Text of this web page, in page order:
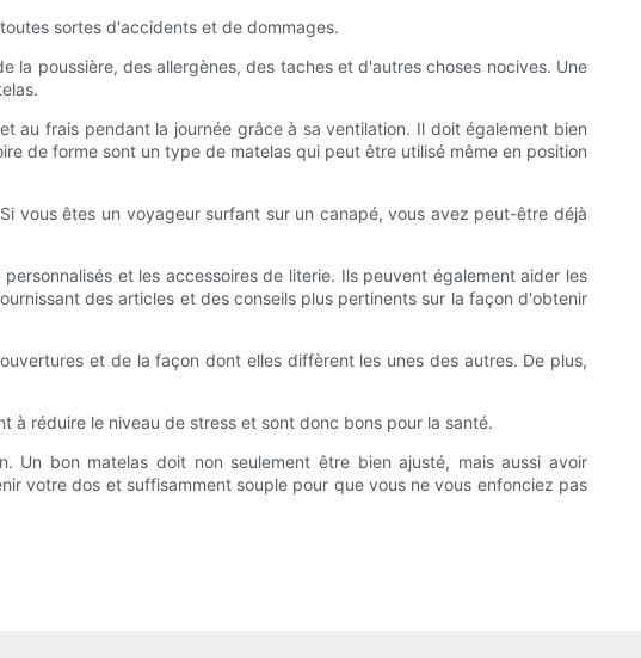
sortes d'accidents et de dommages.
poussière, des allergènes, des taches et d'autres choses nocives. Une
au frais pendant la journée grâce à sa ventilation. Il doit également bien
de forme sont un type de matelas qui peut être utilisé même en position
vous êtes un voyageur surfant sur un canapé, vous avez peut-être déjà
et les accessoires de literie. Ils peuvent également aider les
des articles et des conseils plus pertinents sur la façon d'obtenir
et de la façon dont elles diffèrent les unes des autres. De plus,
à réduire le niveau de stress et sont donc bons pour la santé.
bon matelas doit non seulement être bien ajusté, mais aussi avoir
votre dos et suffisamment souple pour que vous ne vous enfonciez pas